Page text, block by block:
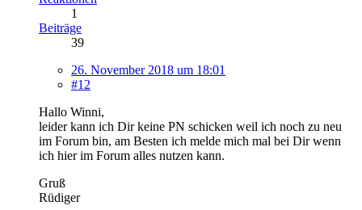
1
Beiträge
39
26. November 2018 um 18:01
#12
Hallo Winni,
leider kann ich Dir keine PN schicken weil ich noch zu neu
im Forum bin, am Besten ich melde mich mal bei Dir wenn
ich hier im Forum alles nutzen kann.
Gruß
Rüdiger